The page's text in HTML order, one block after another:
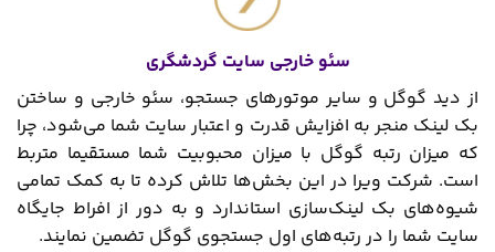
سئو خارجی سایت گردشگری
از دید گوگل و سایر موتورهای جستجو، سئو خارجی و ساختن
بک لینک منجر به افزایش قدرت و اعتبار سایت شما می‌شود، چرا
که میزان رتبه گوگل با میزان محبوبیت شما مستقیما متربط
است. شرکت‌ ویرا در این بخش‌ها تلاش کرده تا به کمک تمامی
شیوه‌های بک لینک‌سازی استاندارد و به دور از افراط جایگاه
سایت شما را در رتبه‌های اول جستجوی گوگل تضمین نمایند.